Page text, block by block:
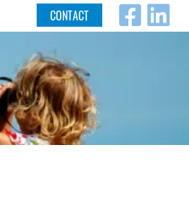
CONTACT